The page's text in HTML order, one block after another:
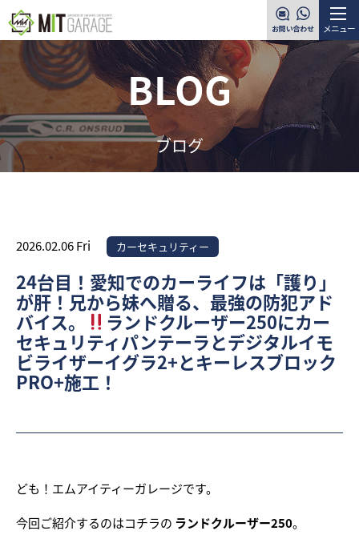
メニュー
BLOG
ブログ
2026.02.06 Fri カーセキュリティー
24台目！愛知でのカーライフは「護り」
が肝！兄から妹へ贈る、最強の防犯アド
バイス。 ランドクルーザー250にカー
セキュリティパンテーラとデジタルイモ
ビライザーイグラ2+とキーレスブロック
PRO+施工！
ども！エムアイティーガレージです。
今回ご紹介するのはコチラの ランドクルーザー250。